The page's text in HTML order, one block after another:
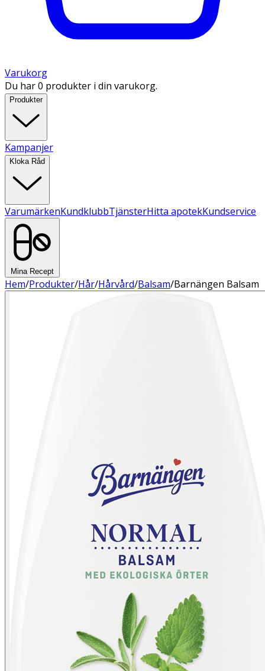
Varukorg
Du har 0 produkter i din varukorg.
Produkter
Kampanjer
Kloka Råd
VarumärkenKundklubbTjänsterHitta apotekKundservice
Mina Recept
Hem/Produkter/Hår/Hårvård/Balsam/Barnängen Balsam